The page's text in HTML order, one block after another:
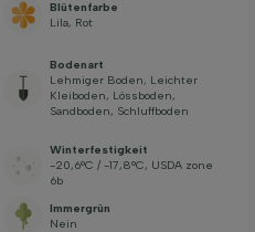
Blütenfarbe
Lila, Rot
Bodenart
Lehmiger Boden, Leichter
Kleiboden, Lössboden,
Sandboden, Schluffboden
Winterfestigkeit
-20,6°C / -17,8°C, USDA zone
6b
Immergrün
Nein